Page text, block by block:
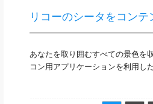
リコーのシータをコン
あなたを取り囲むすべての景色を
コン用アプリケーションを利用し